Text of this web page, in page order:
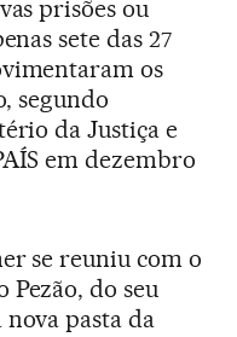
prisões ou
sete das 27
os
segundo
da Justiça e
em dezembro
se reuniu com o
do seu
nova pasta da